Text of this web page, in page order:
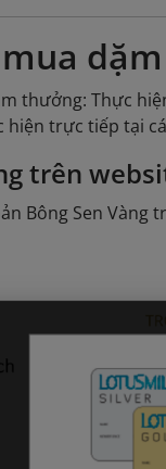
thưởng: Thực
hiện trực tiếp tại
trên
Bông Sen Vàng